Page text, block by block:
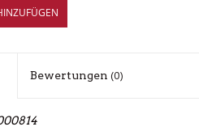
Bewertungen (0)